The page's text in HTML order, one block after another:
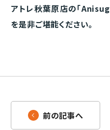
アトレ秋葉原店の「
を是非ご堪能ください。
前の記事へ